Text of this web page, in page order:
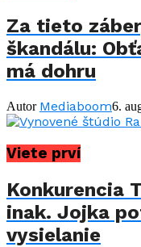
Za tieto
škandálu:
má dohru
Autor Mediaboom6.
Viete prví
Konkurencia
inak. Jojka
vysielanie